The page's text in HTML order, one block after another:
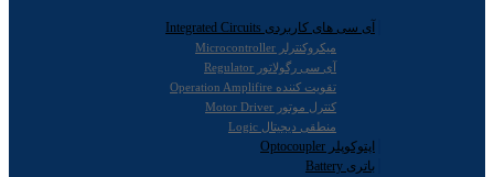
آی سی های کاربردی Integrated Circuits
میکروکنترلر Microcontroller
آی سی رگولاتور Regulator
تقویت کننده Operation Amplifire
کنترل موتور Motor Driver
منطقی دیجیتال Logic
اپتوکوپلر Optocoupler
باتری Battery